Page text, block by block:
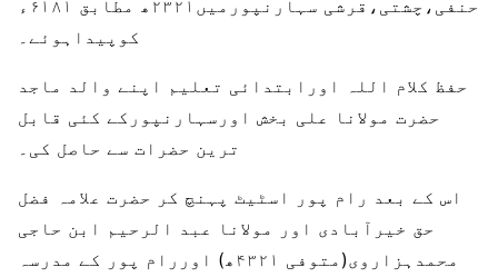
حنفی،چشتی،قرشی سہارنپورمیں۲۳۲۱ھ مطابق ۶۱۸۱ء
کوپیداہوئے۔
حفظ کلام اللہ اورابتدائی تعلیم اپنے والد ماجد
حضرت مولانا علی بخش اورسہارنپورکے کئی قابل
ترین حضرات سے حاصل کی۔
اس کے بعد رام پور اسٹیٹ پہنچ کر حضرت علامہ فضل
حق خیرآبادی اور مولانا عبد الرحیم ابن حاجی
محمدہزاروی(متوفی ۴۳۲۱ھ) اوررام پور کے مدرسہ